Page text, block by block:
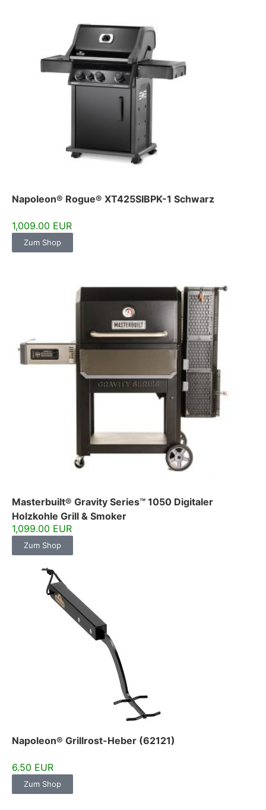
Napoleon® Rogue® XT425SIBPK-1 Schwarz
1,009.00 EUR
Zum Shop
Masterbuilt® Gravity Series™ 1050 Digitaler
Holzkohle Grill & Smoker
1,099.00 EUR
Zum Shop
Napoleon® Grillrost-Heber (62121)
6.50 EUR
Zum Shop